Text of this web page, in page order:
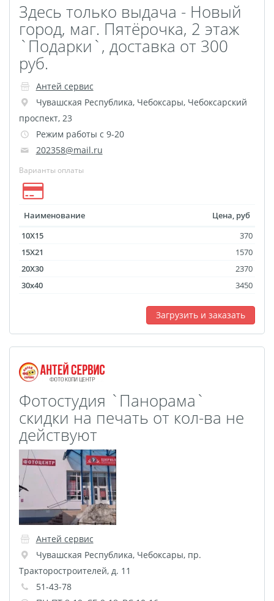
сертификатов
Холст-Декор на
подрамнике
Выпускные виньетки
Рамки
Багет
Портрет ветерана
Бокс для карточек
Инстамагнит
Трюмо
Для животных
Фото на медальнице
Коробки и пакеты
Воздушные шары
Портсигар
Плакат мечты
Фотогравировка
Табличка Instagram
Детская метрика
Валентинки
Коробки для кружек
Коробки для тарелок
Коробки для футболок
Коробки для пазлов
Сумки подарочные
Фото на дереве
Светильник с фото
Косметичка
Детские футболки
Здесь только выдача - Новый
город, маг. Пятёрочка, 2 этаж
`Подарки`, доставка от 300
руб.
Антей сервис
Чувашская Республика, Чебоксары, Чебоксарский
проспект, 23
Режим работы с 9-20
202358@mail.ru
Варианты оплаты
Наименование
Цена, руб
10X15
370
15X21
1570
20X30
2370
30x40
3450
Загрузить и заказать
Фотостудия `Панорама`
скидки на печать от кол-ва не
действуют
Антей сервис
Чувашская Республика, Чебоксары, пр.
Тракторостроителей, д. 11
51-43-78